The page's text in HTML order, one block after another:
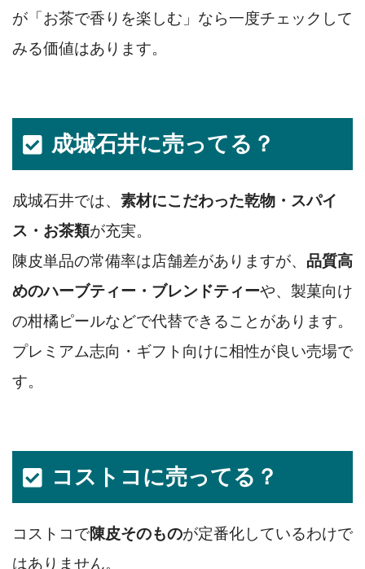
が「お茶で香りを楽しむ」なら一度チェックして
みる価値はあります。
成城石井に売ってる？
成城石井では、 素材にこだわった乾物・スパイ
ス・お茶類が充実。
陳皮単品の常備率は店舗差がありますが、 品質高
めのハーブティー・ブレンドティーや、製菓向け
の柑橘ピールなどで代替できることがあります。
プレミアム志向・ギフト向けに相性が良い売場で
す。
コストコに売ってる？
コストコで陳皮そのものが定番化しているわけで
はありません。